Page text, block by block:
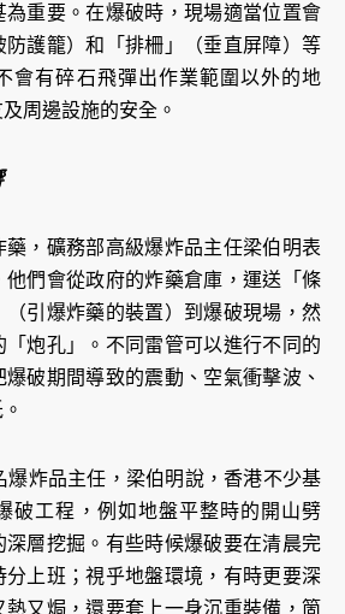
為重要。在爆破時，現場適當位置會
護籠）和「排柵」（垂直屏障）等
會有碎石飛彈出作業範圍以外的地
周邊設施的安全。
，礦務部高級爆炸品主任梁伯明表
們會從政府的炸藥倉庫，運送「條
引爆炸藥的裝置）到爆破現場，然
炮孔」。不同雷管可以進行不同的
破期間導致的震動、空氣衝擊波、
爆炸品主任，梁伯明說，香港不少基
破工程，例如地盤平整時的開山劈
層挖掘。有些時候爆破要在清晨完
分上班；視乎地盤環境，有時更要深
熱又焗，還要套上一身沉重裝備，箇